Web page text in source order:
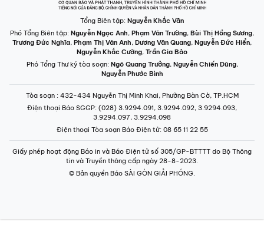
Tổng Biên tập: Nguyễn Khắc Văn
Phó Tổng Biên tập: Nguyễn Ngọc Anh, Phạm Văn Trường, Bùi Thị Hồng Sương,
Trương Đức Nghĩa, Phạm Thị Vân Anh, Dương Văn Quang, Nguyễn Đức Hiển,
Nguyễn Khắc Cường, Trần Gia Bảo
Phó Tổng Thư ký tòa soạn: Ngô Quang Trưởng, Nguyễn Chiến Dũng,
Nguyễn Phước Bình
Tòa soạn : 432-434 Nguyễn Thị Minh Khai, Phường Bàn Cờ, TP.HCM
Điện thoại Báo SGGP: (028) 3.9294.091, 3.9294.092, 3.9294.093,
3.9294.097, 3.9294.098
Điện thoại Tòa soạn Báo Điện tử: 08 65 11 22 55
Giấy phép hoạt động Báo in và Báo Điện tử số 305/GP-BTTTT do Bộ Thông
tin và Truyền thông cấp ngày 28-8-2023.
© Bản quyền Báo SÀI GÒN GIẢI PHÓNG.